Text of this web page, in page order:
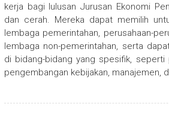
kerja bagi lulusan Jurusan Ekonomi
dan cerah. Mereka dapat memilih
lembaga pemerintahan, perusahaan-
lembaga non-pemerintahan, serta
di bidang-bidang yang spesifik, seperti
pengembangan kebijakan, manajemen,